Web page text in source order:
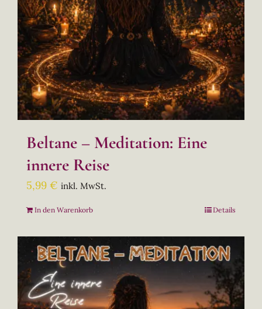
Beltane – Meditation: Eine
innere Reise
5,99 € inkl. MwSt.
In den Warenkorb Details